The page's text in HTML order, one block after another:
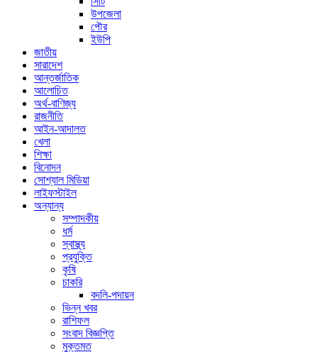
উপজেলা
পৌর
ইউপি
জাতীয়
সারাদেশ
আন্তর্জাতিক
আলোচিত
অর্থ-বাণিজ্য
রাজনীতি
আইন-আদালত
খেলা
শিক্ষা
বিনোদন
সোশ্যাল মিডিয়া
লাইফস্টাইল
অন্যান্য
সম্পাদকীয়
ধর্ম
স্বাস্থ্য
প্রযুক্তি
কৃষি
চাকরি
বদলি-পদায়ন
ভিন্ন খবর
রাশিফল
সংবাদ বিজ্ঞপ্তি
মুক্তমত